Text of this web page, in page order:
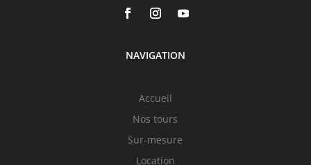
NAVIGATION
Accueil
Nos tours
Sur-mesure
Location